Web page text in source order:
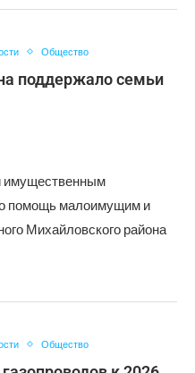
Общество
поддержало семьи
имущественным
помощь малоимущим и
Михайловского района
Общество